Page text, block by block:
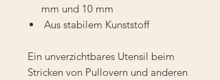
mm und 10 mm
Aus stabilem Kunststoff
Ein unverzichtbares Utensil beim
Stricken von Pullovern und anderen